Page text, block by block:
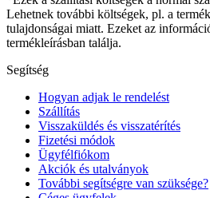
Lehetnek további költségek, pl. a
tulajdonságai miatt. Ezeket az
termékleírásban találja.
Segítség
Hogyan adjak le rendelést
Szállítás
Visszaküldés és visszatérítés
Fizetési módok
Ügyfélfiókom
Akciók és utalványok
További segítségre van szüksége?